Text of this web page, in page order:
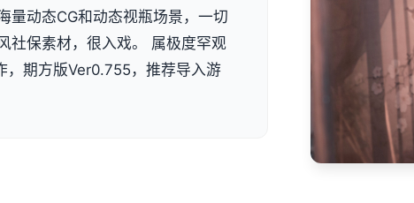
量动态CG和动态视瓶场景，一切
社保素材，很入戏。 属极度罕观
，期方版Ver0.755，推荐导入游